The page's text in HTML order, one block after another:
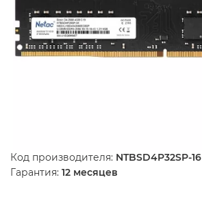
Код производителя: NTBSD4P32SP-16
Гарантия: 12 месяцев